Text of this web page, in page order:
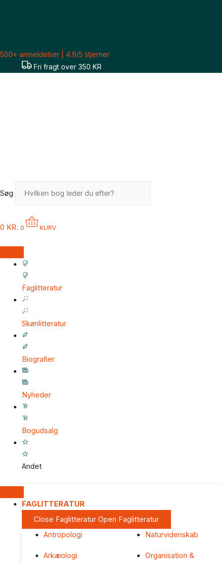
500+ anmeldelser | 4.9/5 stjerner
Fri fragt over 350 KR
Søg
0 KR. 0 KURV
Faglitteratur
Skønlitteratur
Biografier
Nyheder
Bogudsalg
Andet
FAGLITTERATUR
Close Faglitteratur Open Faglitteratur
Antropologi
Arkæologi
Naturvidenskab
Organisation &